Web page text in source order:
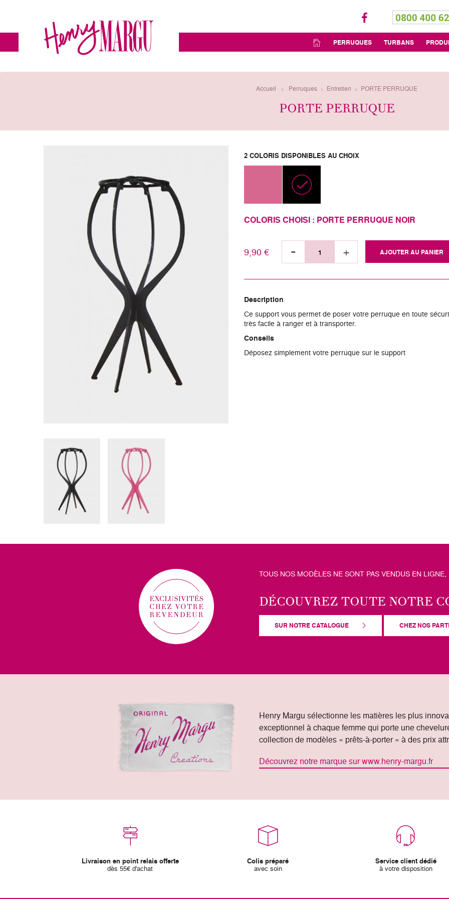
PERRUQUES TURBANS
Accueil > Perruques > Entretien > PORTE PERRUQUE
PORTE PERRUQUE
2 COLORIS DISPONIBLES AU CHOIX
COLORIS CHOISI : PORTE PERRUQUE NOIR
9,90 € - + AJOUTER AU PANIER
Description
Ce support vous permet de poser votre perruque en toute
très facile à ranger et à transporter.
Conseils
Déposez simplement votre perruque sur le support
TOUS NOS MODÈLES NE SONT PAS VENDUS EN LIGNE,
DÉCOUVREZ TOUTE NOTRE
SUR NOTRE CATALOGUE CHEZ NOS
Henry Margu sélectionne les matières les plus
exceptionnel à chaque femme qui porte une
collection de modèles « prêts-à-porter » à des prix
Découvrez notre marque sur www.henry-margu.fr
Livraison en point relais offerte
dès 55€ d'achat
Colis préparé
avec soin
Service client dédié
à votre disposition